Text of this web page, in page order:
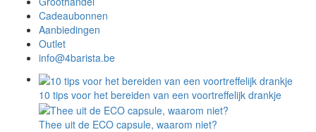
Cadeaubonnen
Aanbiedingen
Outlet
info@4barista.be
10 tips voor het bereiden van een voortreffelijk drankje
Thee uit de ECO capsule, waarom niet?